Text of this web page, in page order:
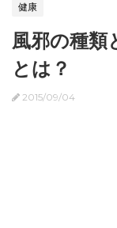
健康
風邪の種類
とは？
2015/09/04